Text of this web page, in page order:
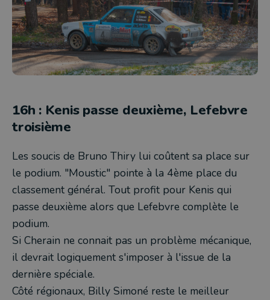
16h : Kenis passe deuxième, Lefebvre
troisième
Les soucis de Bruno Thiry lui coûtent sa place sur
le podium. "Moustic" pointe à la 4ème place du
classement général. Tout profit pour Kenis qui
passe deuxième alors que Lefebvre complète le
podium.
Si Cherain ne connait pas un problème mécanique,
il devrait logiquement s'imposer à l'issue de la
dernière spéciale.
Côté régionaux, Billy Simoné reste le meilleur